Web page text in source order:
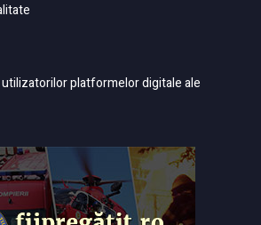
platformelor digitale ale